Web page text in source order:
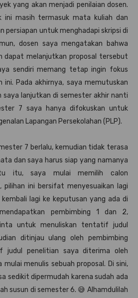
yang akan menjadi penilaian dosen.
ini masih termasuk mata kuliah dan
persiapan untuk menghadapi skripsi di
dosen saya mengatakan bahwa
dapat melanjutkan proposal tersebut
sendiri memang tetap ingin fokus
ini. Pada akhirnya, saya memutuskan
saya lanjutkan di semester akhir nanti
7 saya hanya difokuskan untuk
Lapangan Persekolahan (PLP).
7 berlalu, kemudian tidak terasa
dan saya harus siap yang namanya
itu, saya mulai memilih calon
pilihan ini bersifat menyesuaikan lagi
lagi ke keputusan yang ada di
pembimbing 1 dan 2,
untuk menuliskan tentatif judul
ditinjau ulang oleh pembimbing
judul penelitian saya diterima oleh
mulai menulis sebuah proposal. Di sini,
sedikit dipermudah karena sudah ada
susun di semester 6. 😅 Alhamdulilah